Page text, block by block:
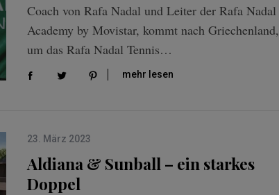
Coach von Rafa Nadal und Leiter der Rafa Nadal
Academy by Movistar, kommt nach Griechenland,
um das Rafa Nadal Tennis…
mehr lesen
23. März 2023
Aldiana & Sunball – ein starkes
Doppel